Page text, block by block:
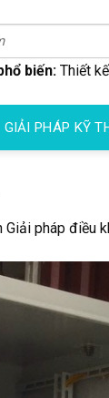
biến: Thiết
GIẢI PHÁP KỸ
Giải pháp điều